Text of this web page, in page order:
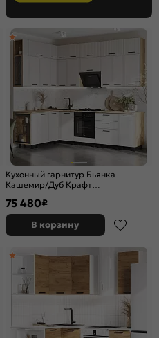
Кухонный гарнитур Бьянка
Кашемир/Дуб Крафт
75 480₽
В корзину